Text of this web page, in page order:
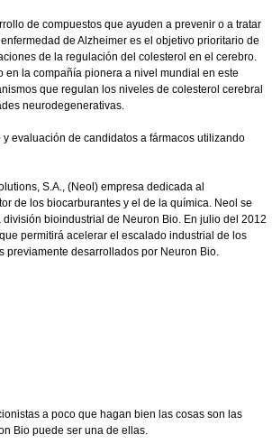
de compuestos que ayuden a prevenir o a tratar
de Alzheimer es el objetivo prioritario de
de la regulación del colesterol en el cerebro.
la compañía pionera a nivel mundial en este
que regulan los niveles de colesterol cerebral
neurodegenerativas.
evaluación de candidatos a fármacos utilizando
S.A., (Neol) empresa dedicada al
de los biocarburantes y el de la química. Neol se
bioindustrial de Neuron Bio. En julio del 2012
permitirá acelerar el escalado industrial de los
previamente desarrollados por Neuron Bio.
a poco que hagan bien las cosas son las
Bio puede ser una de ellas.